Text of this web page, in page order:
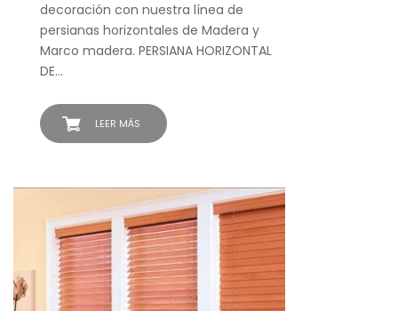
LEER MÁS
decoración con nuestra línea de
persianas horizontales de Madera y
Marco madera. PERSIANA HORIZONTAL
DE…